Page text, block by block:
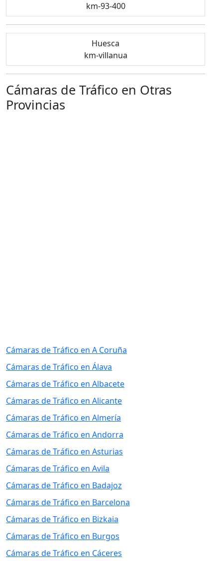
km-93-400
Huesca
km-villanua
Cámaras de Tráfico en Otras
Provincias
Cámaras de Tráfico en A Coruña
Cámaras de Tráfico en Álava
Cámaras de Tráfico en Albacete
Cámaras de Tráfico en Alicante
Cámaras de Tráfico en Almería
Cámaras de Tráfico en Andorra
Cámaras de Tráfico en Asturias
Cámaras de Tráfico en Avila
Cámaras de Tráfico en Badajoz
Cámaras de Tráfico en Barcelona
Cámaras de Tráfico en Bizkaia
Cámaras de Tráfico en Burgos
Cámaras de Tráfico en Cáceres